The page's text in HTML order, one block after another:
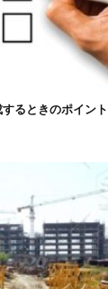
るときのポイン